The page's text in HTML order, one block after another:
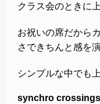
クラス会のときに
お祝いの席だから
さできちんと感を
シンプルな中でも
synchro crossings